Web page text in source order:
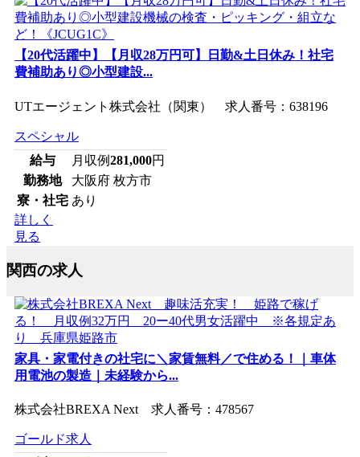
【20代活躍中】【月収28万円可】日勤&土日休み！社宅
費補助あり◎小型建設...
UTエージェント株式会社（関東） 求人番号：638196
スペシャル
給与
月収例281,000円
勤務地
大阪府 枚方市
寮・社宅 あり
詳しく
見る
関西の求人
家具・家電付きの社宅に＼家賃無料／で住める！｜車体
用電池の製造｜未経験から...
株式会社BREXA Next 求人番号：478567
ゴールド求人